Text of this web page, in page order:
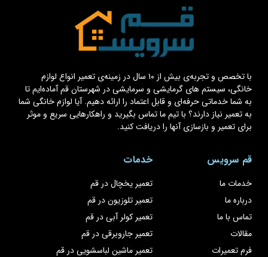
با تخصص و تجربه‌ی بیش از ۱۰ سال در زمینه‌ی تعمیر انواع لوازم
خانگی، سیستم های گرمایشی و سرمایشی در شهرستان قم آماده‌ایم تا
به شما خدماتی حرفه‌ای و قابل اعتماد را ارائه دهیم. آیا لوازم خانگی شما
به تعمیر نیاز دارند؟ با تیم ما تماس بگیرید و راهکارهایی سریع و موثر
برای تعمیر و بازسازی آنها را دریافت کنید.
قم سرویس
خدمات ما
درباره ما
تماس با ما
مقالات
فرم تعمیرات
خدمات
تعمیر یخچال در قم
تعمیر تلوزیون در قم
تعمیر کولر آبی در قم
تعمیر جاروبرقی در قم
تعمیر ماشین لباسشویی در قم